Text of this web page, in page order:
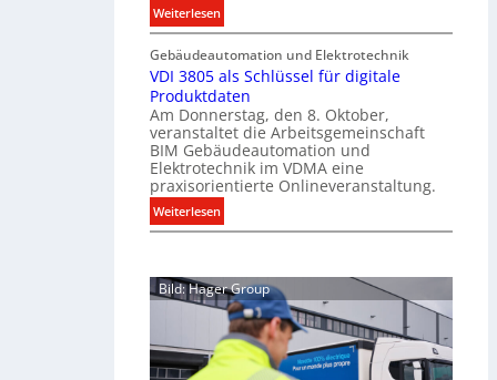
t
S
y
s
t
e
m
.
a
l
l
e
U
n
t
e
r
g
n
d
Weiterlesen:
E
l
e
k
t
r
o
t
e
c
i
k
0
2
Gebäudeautomation und Elektrotechnik
VDI 3805 als Schlüssel für digitale
Produktdaten
Am Donnerstag, den 8. Oktober,
veranstaltet die Arbeitsgemeinschaft
BIM Gebäudeautomation und
Elektrotechnik im VDMA eine
praxisorientierte Onlineveranstaltung.
Weiterlesen:
V
3
8
0
5
Bild: Hager Group